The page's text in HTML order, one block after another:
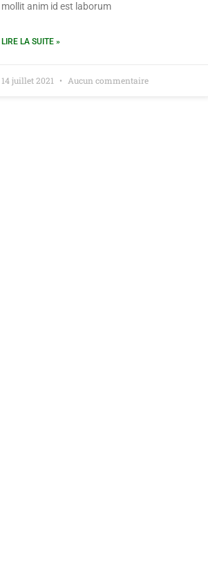
mollit anim id est laborum
LIRE LA SUITE »
14 juillet 2021 Aucun commentaire